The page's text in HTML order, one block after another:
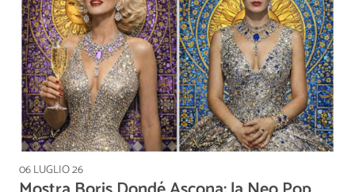
06 LUGLIO 26